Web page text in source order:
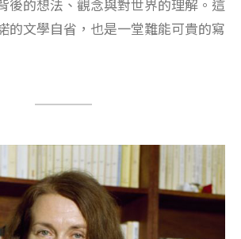
後的想法、觀念與對世界的理解。這
的文學自省，也是一堂難能可貴的寫